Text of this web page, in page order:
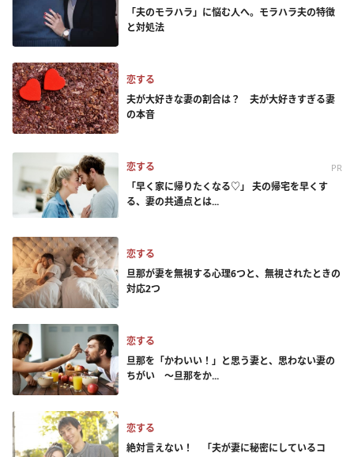
「夫のモラハラ」に悩む人へ。モラハラ夫の特徴
と対処法
恋する
夫が大好きな妻の割合は？ 夫が大好きすぎる妻
の本音
恋する PR
「早く家に帰りたくなる♡」 夫の帰宅を早くす
る、妻の共通点とは...
恋する
旦那が妻を無視する心理6つと、無視されたときの
対応2つ
恋する
旦那を「かわいい！」と思う妻と、思わない妻の
ちがい ～旦那をか...
恋する
絶対言えない！ 「夫が妻に秘密にしているコ